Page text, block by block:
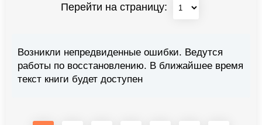
Перейти на страницу:
Возникли непредвиденные ошибки. Ведутся
работы по восстановлению. В ближайшее время
текст книги будет доступен